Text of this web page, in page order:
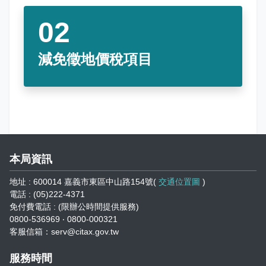
減免徵地價稅項目
本局資訊
地址 : 600014 嘉義市東區中山路154號( 交通位置圖 )
電話 : (05)222-4371
免付費電話 : (限辦公時間提供服務)
0800-536969 ‧ 0800-000321
客服信箱：serv@citax.gov.tw
服務時間